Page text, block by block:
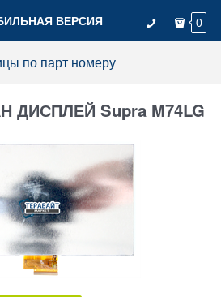
ВЕРСИЯ 0
по парт номеру
ДИСПЛЕЙ Supra M74LG